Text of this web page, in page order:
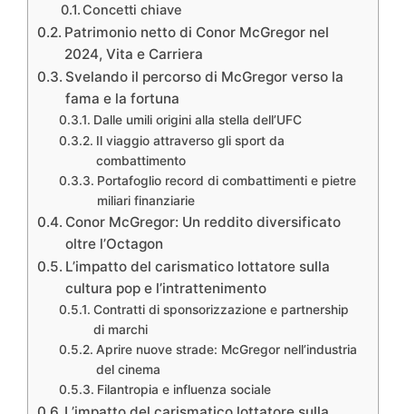
Concetti chiave
Patrimonio netto di Conor McGregor nel
2024, Vita e Carriera
Svelando il percorso di McGregor verso la
fama e la fortuna
Dalle umili origini alla stella dell’UFC
Il viaggio attraverso gli sport da
combattimento
Portafoglio record di combattimenti e pietre
miliari finanziarie
Conor McGregor: Un reddito diversificato
oltre l’Octagon
L’impatto del carismatico lottatore sulla
cultura pop e l’intrattenimento
Contratti di sponsorizzazione e partnership
di marchi
Aprire nuove strade: McGregor nell’industria
del cinema
Filantropia e influenza sociale